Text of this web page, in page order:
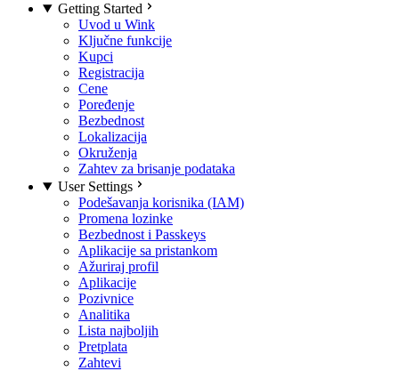
Getting Started
Uvod u Wink
Ključne funkcije
Kupci
Registracija
Cene
Poređenje
Bezbednost
Lokalizacija
Okruženja
Zahtev za brisanje podataka
User Settings
Podešavanja korisnika (IAM)
Promena lozinke
Bezbednost i Passkeys
Aplikacije sa pristankom
Ažuriraj profil
Aplikacije
Pozivnice
Analitika
Lista najboljih
Pretplata
Zahtevi